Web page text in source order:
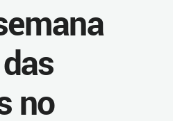
no